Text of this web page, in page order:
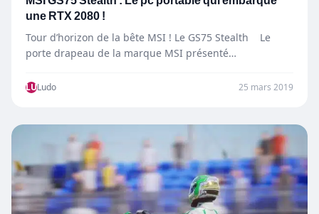
une RTX 2080 !
Tour d’horizon de la bête MSI ! Le GS75 Stealth Le
porte drapeau de la marque MSI présenté…
LULudo 25 mars 2019